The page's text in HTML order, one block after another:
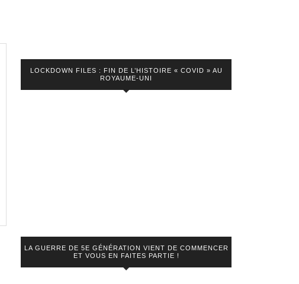
LOCKDOWN FILES : FIN DE L’HISTOIRE « COVID » AU
ROYAUME-UNI
LA GUERRE DE 5E GÉNÉRATION VIENT DE COMMENCER
ET VOUS EN FAITES PARTIE !